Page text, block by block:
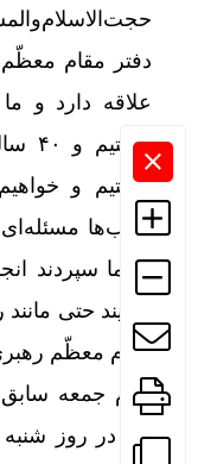
دفتر مقام
علاقه دارد و
هستیم و
نصب‌ها
به ما سپردند
بگویند حتی
مقام معظّم
امام جمعه سابق